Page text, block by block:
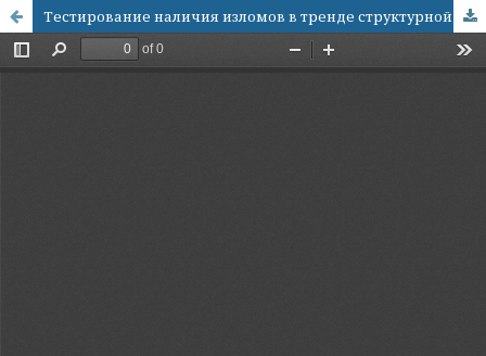
Тестирование наличия изломов в тренде структурной компоненты ВВП Российской Федерации